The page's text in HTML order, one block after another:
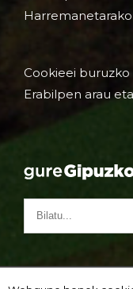
Harremanetarako
Cookieei buruzko
Erabilpen arau